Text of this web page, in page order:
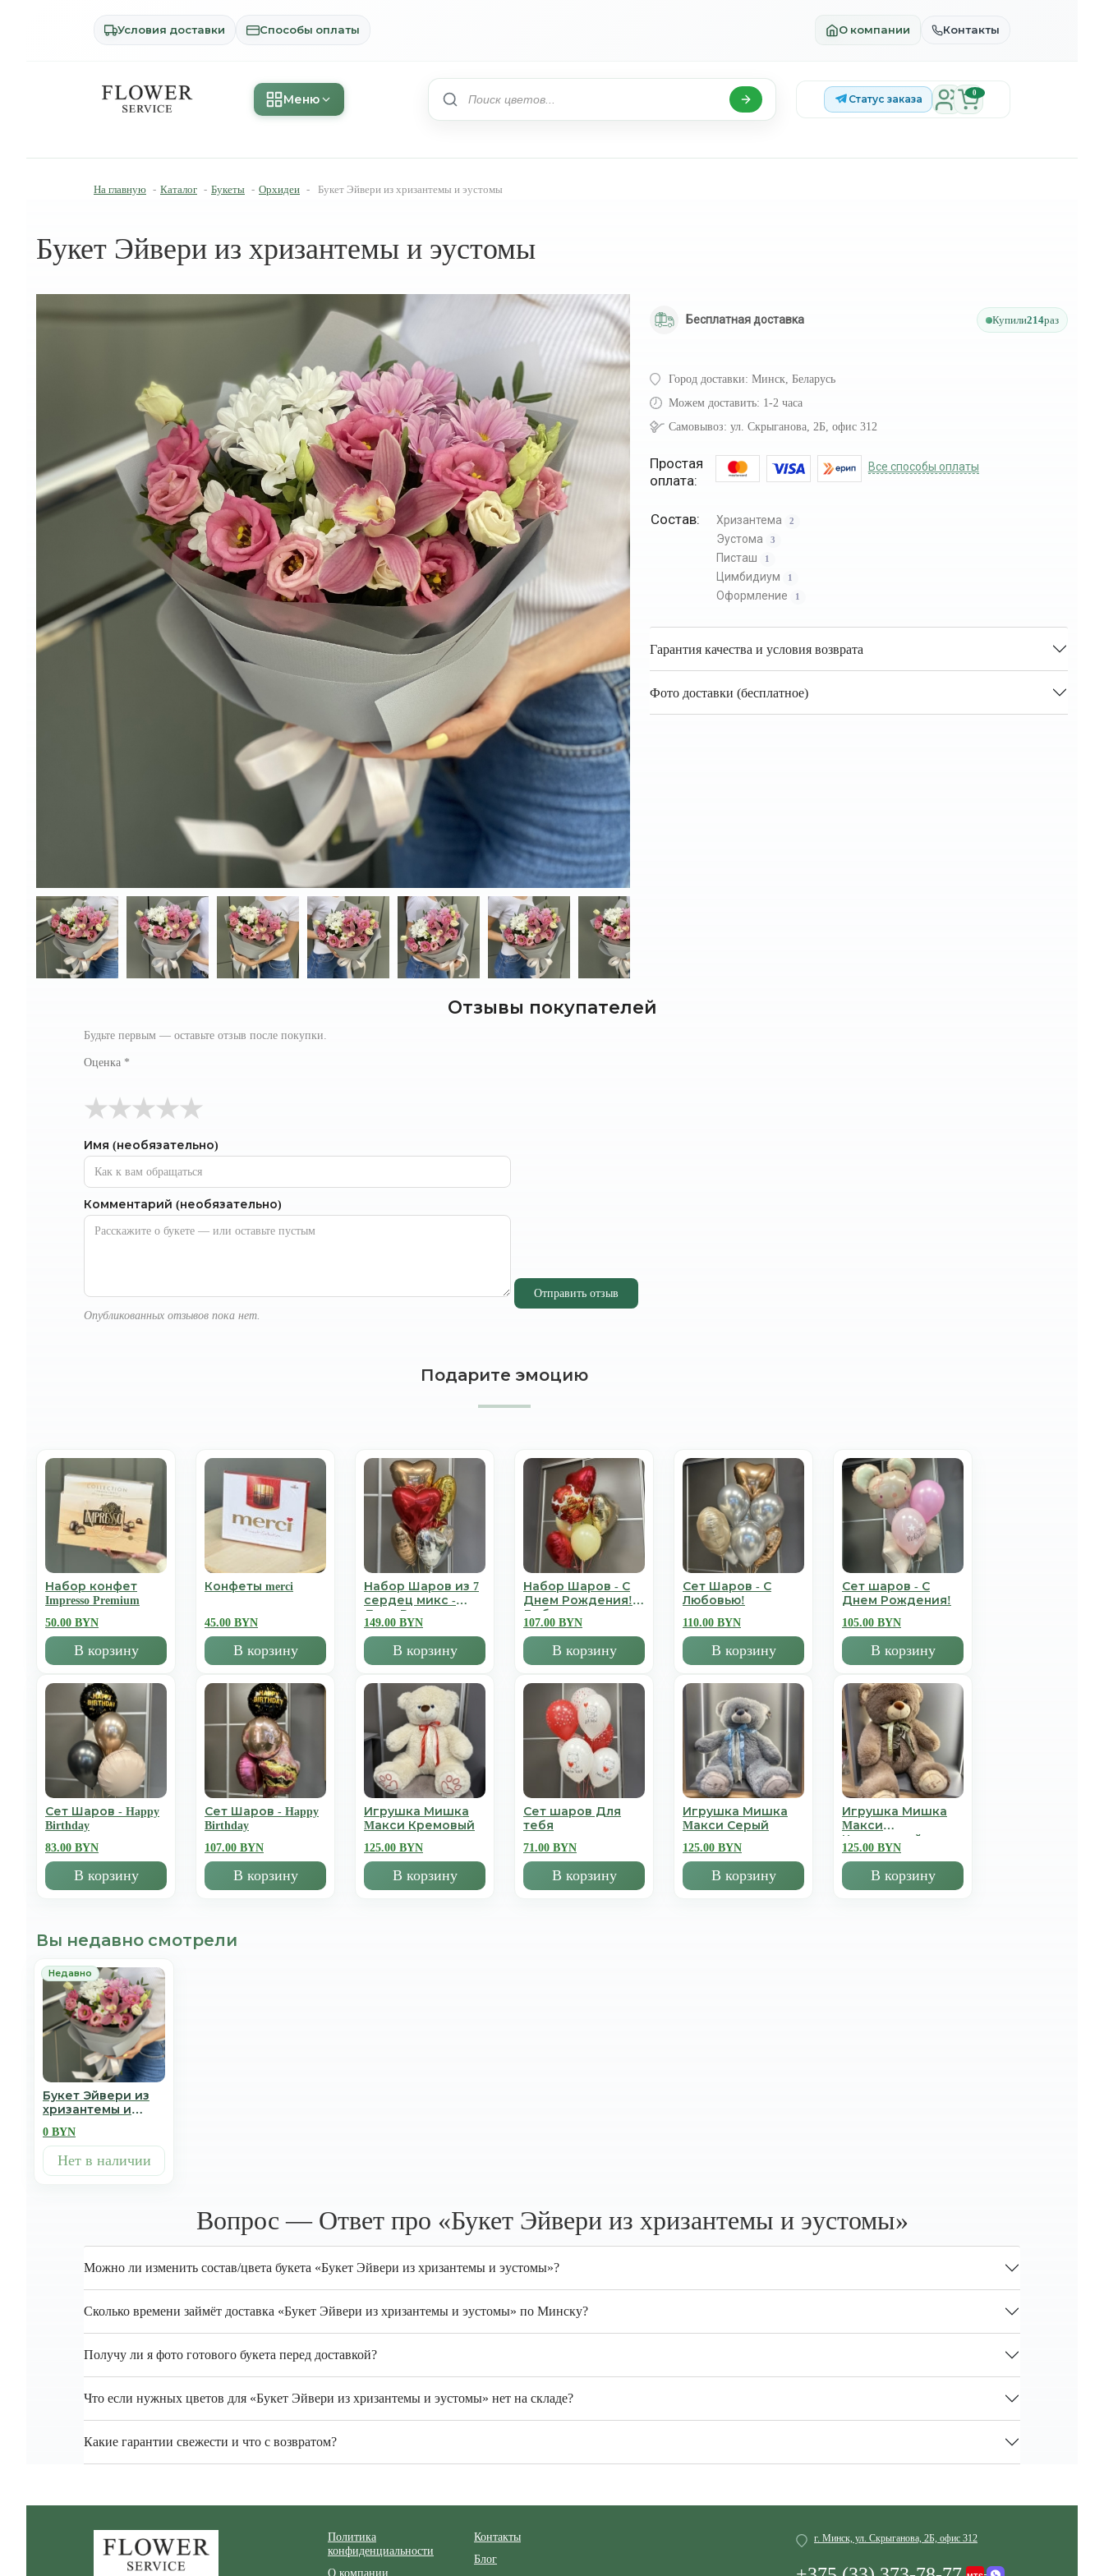
Условия доставки Способы оплаты О компании Контакты
Меню Статус заказа
0
На главную - Каталог - Букеты - Орхидеи - Букет Эйвери из хризантемы и эустомы
Букет Эйвери из хризантемы и эустомы
Бесплатная доставка Купили214раз
Город доставки: Минск, Беларусь
Можем доставить: 1-2 часа
Самовывоз: ул. Скрыганова, 2Б, офис 312
Простая
оплата:
Все способы оплаты
Состав: Хризантема 2
Эустома 3
Писташ 1
Цимбидиум 1
Оформление 1
Гарантия качества и условия возврата
Фото доставки (бесплатное)
Отзывы покупателей
Будьте первым — оставьте отзыв после покупки.
Оценка *
★
★
★
★
★
Имя (необязательно)
Комментарий (необязательно)
Отправить отзыв
Опубликованных отзывов пока нет.
Подарите эмоцию
Набор конфет
Impresso Premium
50.00 BYN
В корзину
Конфеты merci
45.00 BYN
В корзину
Набор Шаров из 7
сердец микс -
День Всех
Влюбленных
149.00 BYN
В корзину
Набор Шаров - С
Днем Рождения!
Люблю
107.00 BYN
В корзину
Сет Шаров - С
Любовью!
110.00 BYN
В корзину
Сет шаров - С
Днем Рождения!
105.00 BYN
В корзину
Сет Шаров - Happy
Birthday
83.00 BYN
В корзину
Сет Шаров - Happy
Birthday
107.00 BYN
В корзину
Игрушка Мишка
Mакси Кремовый
125.00 BYN
В корзину
Сет шаров Для
тебя
71.00 BYN
В корзину
Игрушка Мишка
Mакси Серый
125.00 BYN
В корзину
Игрушка Мишка
Mакси
Коричневый
125.00 BYN
В корзину
Вы недавно смотрели
Букет Эйвери из
хризантемы и
0 BYN
Нет в наличии
Вопрос — Ответ про «Букет Эйвери из хризантемы и эустомы»
Можно ли изменить состав/цвета букета «Букет Эйвери из хризантемы и эустомы»?
Сколько времени займёт доставка «Букет Эйвери из хризантемы и эустомы» по Минску?
Получу ли я фото готового букета перед доставкой?
Что если нужных цветов для «Букет Эйвери из хризантемы и эустомы» нет на складе?
Какие гарантии свежести и что с возвратом?
Политика
конфиденциальности
О компании
Контакты
Блог
г. Минск, ул. Скрыганова, 2Б, офис 312